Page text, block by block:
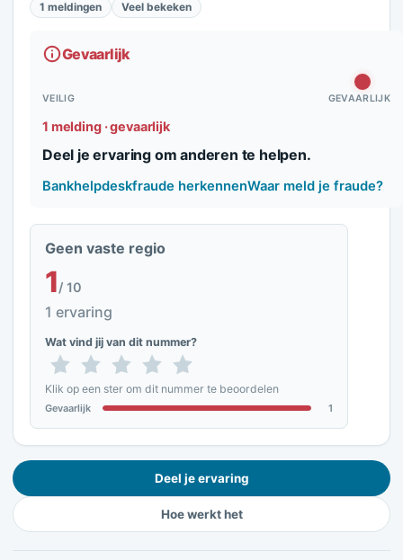
1 meldingen Veel bekeken
Gevaarlijk
VEILIG GEVAARLIJK
1 melding · gevaarlijk
Deel je ervaring om anderen te helpen.
Bankhelpdeskfraude herkennenWaar meld je fraude?
Geen vaste regio
1/ 10
1 ervaring
Wat vind jij van dit nummer?
Klik op een ster om dit nummer te beoordelen
Gevaarlijk 1
Deel je ervaring
Hoe werkt het